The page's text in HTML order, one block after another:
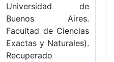
Universidad de
Buenos Aires.
Facultad de Ciencias
Exactas y Naturales).
Recuperado